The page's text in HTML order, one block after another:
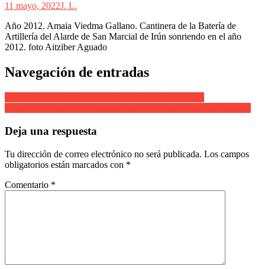
11 mayo, 2022J. L.
Año 2012. Amaia Viedma Gallano. Cantinera de la Batería de
Artillería del Alarde de San Marcial de Irún sonriendo en el año
2012. foto Aitziber Aguado
Navegación de entradas
Deja una respuesta
Tu dirección de correo electrónico no será publicada. Los campos
obligatorios están marcados con *
Comentario *